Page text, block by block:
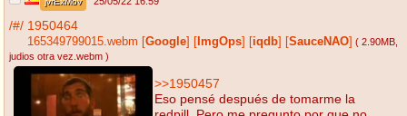
/#/ 1950464
165349799015.webm Google ImgOps iqdb SauceNAO ( 2.90MB
judios otra vez.webm )
>>1950457
Eso pensé después de tomarme la